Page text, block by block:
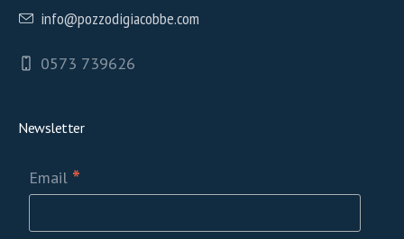
info@pozzodigiacobbe.com
0573 739626
Newsletter
Email *